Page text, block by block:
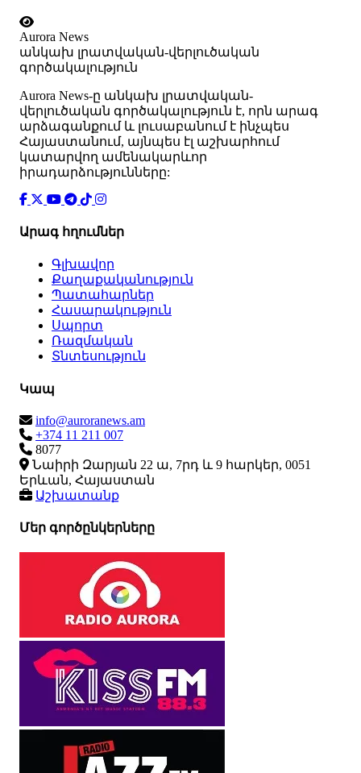
Aurora News
անկախ լրատվական-վերլուծական
գործակալություն
Аurora News-ը անկախ լրատվական-
վերլուծական գործակալություն է, որն արագ
արձագանքում և լուսաբանում է ինչպես
Հայաստանում, այնպես էլ աշխարհում
կատարվող ամենակարևոր
իրադարձությունները:
Արագ հղումներ
Գլխավոր
Քաղաքականություն
Պատահարներ
Հասարակություն
Սպորտ
Ռազմական
Տնտեսություն
Կապ
info@auroranews.am
+374 11 211 007
8077
Նաիրի Զարյան 22 ա, 7րդ և 9 հարկեր, 0051
Երևան, Հայաստան
Աշխատանք
Մեր գործընկերները